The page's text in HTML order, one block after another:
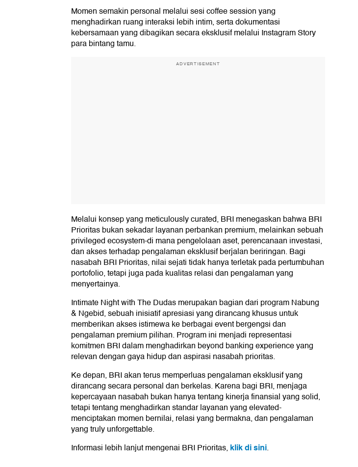
Momen semakin personal melalui sesi coffee session yang
menghadirkan ruang interaksi lebih intim, serta dokumentasi
kebersamaan yang dibagikan secara eksklusif melalui Instagram Story
para bintang tamu.
ADVERTISEMENT
Melalui konsep yang meticulously curated, BRI menegaskan bahwa BRI
Prioritas bukan sekadar layanan perbankan premium, melainkan sebuah
privileged ecosystem-di mana pengelolaan aset, perencanaan investasi,
dan akses terhadap pengalaman eksklusif berjalan beriringan. Bagi
nasabah BRI Prioritas, nilai sejati tidak hanya terletak pada pertumbuhan
portofolio, tetapi juga pada kualitas relasi dan pengalaman yang
menyertainya.
Intimate Night with The Dudas merupakan bagian dari program Nabung
& Ngebid, sebuah inisiatif apresiasi yang dirancang khusus untuk
memberikan akses istimewa ke berbagai event bergengsi dan
pengalaman premium pilihan. Program ini menjadi representasi
komitmen BRI dalam menghadirkan beyond banking experience yang
relevan dengan gaya hidup dan aspirasi nasabah prioritas.
Ke depan, BRI akan terus memperluas pengalaman eksklusif yang
dirancang secara personal dan berkelas. Karena bagi BRI, menjaga
kepercayaan nasabah bukan hanya tentang kinerja finansial yang solid,
tetapi tentang menghadirkan standar layanan yang elevated-
menciptakan momen bernilai, relasi yang bermakna, dan pengalaman
yang truly unforgettable.
Informasi lebih lanjut mengenai BRI Prioritas, klik di sini.